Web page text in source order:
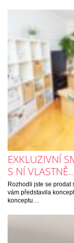
EXKLUZIVNÍ
S NÍ
Rozhodli jste se prodat
vám představila
konceptu…